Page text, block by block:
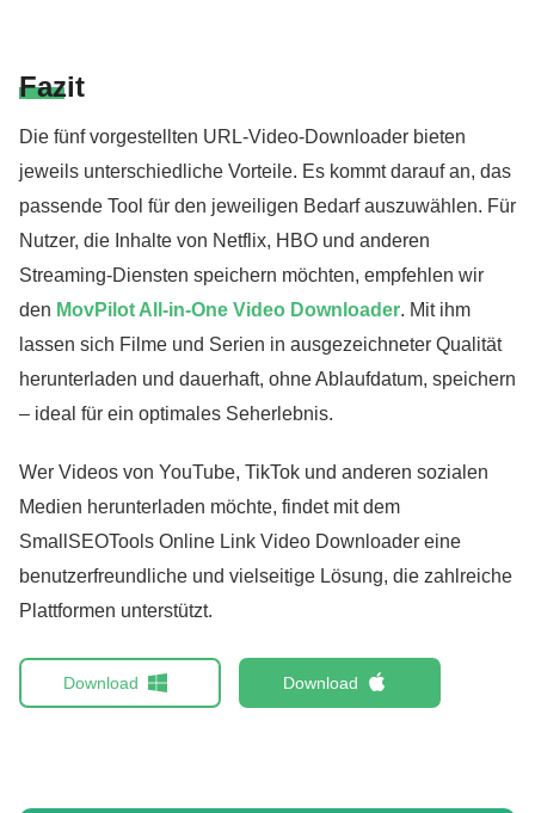
Fazit
Die fünf vorgestellten URL-Video-Downloader bieten
jeweils unterschiedliche Vorteile. Es kommt darauf an, das
passende Tool für den jeweiligen Bedarf auszuwählen. Für
Nutzer, die Inhalte von Netflix, HBO und anderen
Streaming-Diensten speichern möchten, empfehlen wir
den MovPilot All-in-One Video Downloader. Mit ihm
lassen sich Filme und Serien in ausgezeichneter Qualität
herunterladen und dauerhaft, ohne Ablaufdatum, speichern
– ideal für ein optimales Seherlebnis.
Wer Videos von YouTube, TikTok und anderen sozialen
Medien herunterladen möchte, findet mit dem
SmallSEOTools Online Link Video Downloader eine
benutzerfreundliche und vielseitige Lösung, die zahlreiche
Plattformen unterstützt.
Download Download